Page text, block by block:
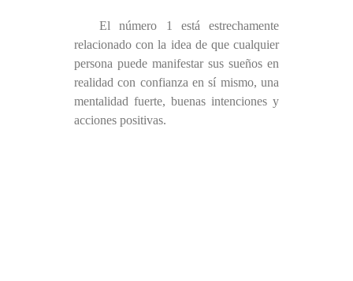
El número 1 está estrechamente
relacionado con la idea de que cualquier
persona puede manifestar sus sueños en
realidad con confianza en sí mismo, una
mentalidad fuerte, buenas intenciones y
acciones positivas.